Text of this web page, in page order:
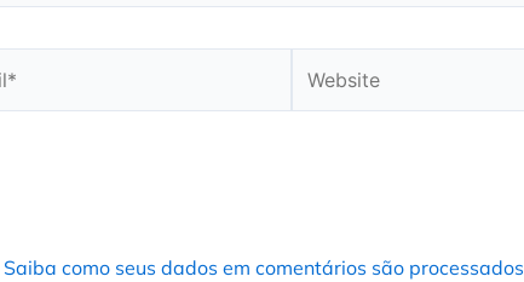
Saiba como seus dados em comentários são processados